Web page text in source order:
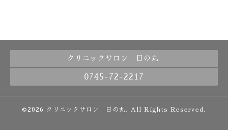
クリニックサロン 日の丸
0745-72-2217
©2026 クリニックサロン 日の丸 . All Rights Reserved.